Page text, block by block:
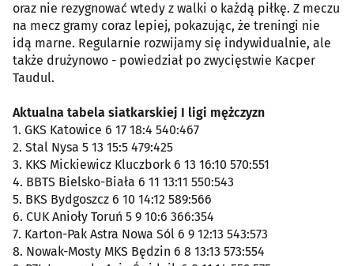
oraz nie rezygnować wtedy z walki o każdą piłkę. Z meczu
na mecz gramy coraz lepiej, pokazując, że treningi nie
idą marne. Regularnie rozwijamy się indywidualnie, ale
także drużynowo - powiedział po zwycięstwie Kacper
Taudul.
Aktualna tabela siatkarskiej I ligi mężczyzn
1. GKS Katowice 6 17 18:4 540:467
2. Stal Nysa 5 13 15:5 479:425
3. KKS Mickiewicz Kluczbork 6 13 16:10 570:551
4. BBTS Bielsko-Biała 6 11 13:11 550:543
5. BKS Bydgoszcz 6 10 14:12 589:566
6. CUK Anioły Toruń 5 9 10:6 366:354
7. Karton-Pak Astra Nowa Sól 6 9 12:13 543:573
8. Nowak-Mosty MKS Będzin 6 8 13:13 573:554